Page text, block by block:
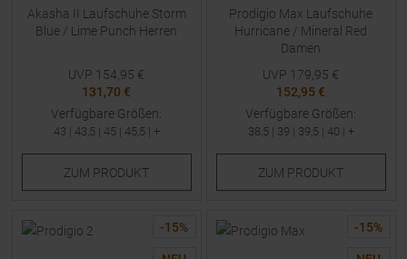
Akasha II Laufschuhe Storm
Blue / Lime Punch Herren
UVP 154,95 €
131,70 €
Verfügbare Größen:
43 | 43,5 | 45 | 45,5 | +
ZUM PRODUKT
Prodigio Max Laufschuhe
Hurricane / Mineral Red
Damen
UVP 179,95 €
152,95 €
Verfügbare Größen:
38,5 | 39 | 39,5 | 40 | +
ZUM PRODUKT
-15% -15%